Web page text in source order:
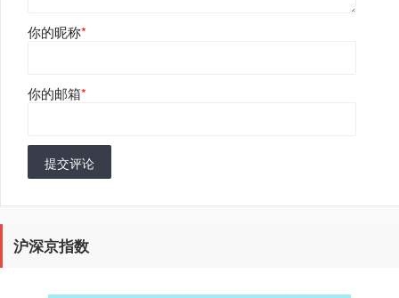
你的昵称*
你的邮箱*
提交评论
沪深京指数